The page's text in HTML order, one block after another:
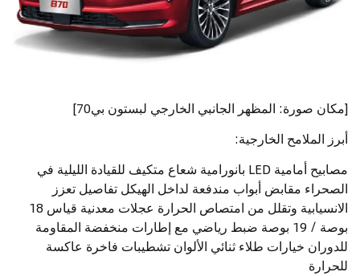
[مكان صورة: المظهر الجانبي الخارجي لبستون بي70]
أبرز الملامح الخارجية:
مصابيح أمامية LED بانورامية شعاع متكيف للقيادة الليلية في
الصحراء مقابض أبواب مندفعة لداخل الهيكل تفاصيل تعزز
الانسيابية وتقلل من امتصاص الحرارة عجلات معدنية قياس 18
بوصة / 19 بوصة ضبط رياضي مع إطارات منخفضة المقاومة
للدوران خيارات طلاء ثنائي الألوان تشطيبات فاخرة عاكسة
للحرارة